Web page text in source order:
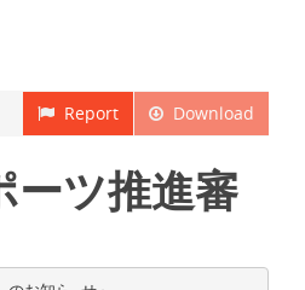
Download
Report
ーツ推進審